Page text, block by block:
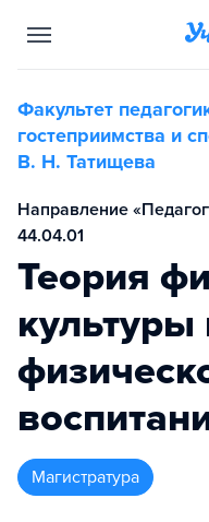
Факультет
гостеприимства и
В. Н. Татищева
Направление
44.04.01
Теория
культуры
магистратура